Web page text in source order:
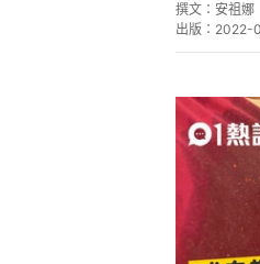
撰文： 安祖娜
出版： 2022-